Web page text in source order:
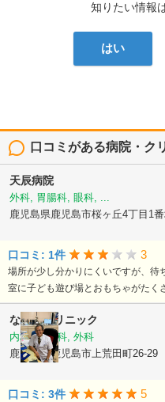
知りたい情報
はい
口コミがある病院・ク
天辰病院
外科, 胃腸科, 眼科, ...
鹿児島県鹿児島市桜ヶ丘4丁目1
口コミ: 1件 3
場所が少し分かりにくいですが、待
室に子ども遊び場とおもちゃがたく
なかのクリニック
内科, 胃腸科, 外科
鹿児島県鹿児島市上荒田町26-29
口コミ: 3件 5